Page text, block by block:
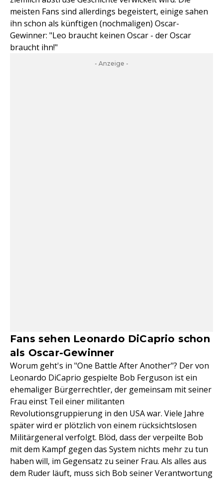
meisten Fans sind allerdings begeistert, einige sahen
ihn schon als künftigen (nochmaligen) Oscar-
Gewinner: "Leo braucht keinen Oscar - der Oscar
braucht ihn!"
- Anzeige -
Fans sehen Leonardo DiCaprio schon
als Oscar-Gewinner
Worum geht's in "One Battle After Another"? Der von
Leonardo DiCaprio gespielte Bob Ferguson ist ein
ehemaliger Bürgerrechtler, der gemeinsam mit seiner
Frau einst Teil einer militanten
Revolutionsgruppierung in den USA war. Viele Jahre
später wird er plötzlich von einem rücksichtslosen
Militärgeneral verfolgt. Blöd, dass der verpeilte Bob
mit dem Kampf gegen das System nichts mehr zu tun
haben will, im Gegensatz zu seiner Frau. Als alles aus
dem Ruder läuft, muss sich Bob seiner Verantwortung